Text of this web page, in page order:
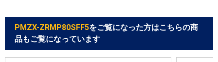
PMZX-ZRMP80SFF5をご覧になった方はこちらの商
品もご覧になっています